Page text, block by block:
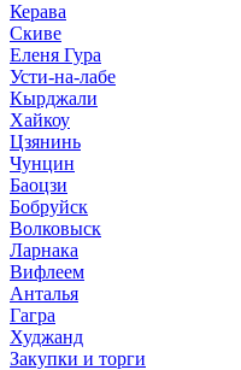
Керава
Скиве
Еленя Гура
Усти-на-лабе
Кырджали
Хайкоу
Цзянинь
Чунцин
Баоцзи
Бобруйск
Волковыск
Ларнака
Вифлеем
Анталья
Гагра
Худжанд
Закупки и торги